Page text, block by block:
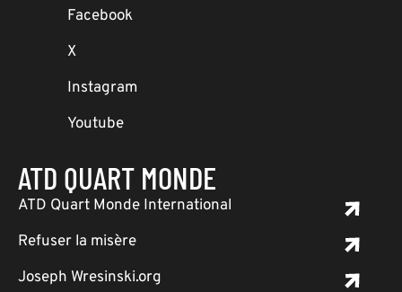
Facebook
X
Instagram
Youtube
ATD QUART MONDE
ATD Quart Monde International
Refuser la misère
Joseph Wresinski.org